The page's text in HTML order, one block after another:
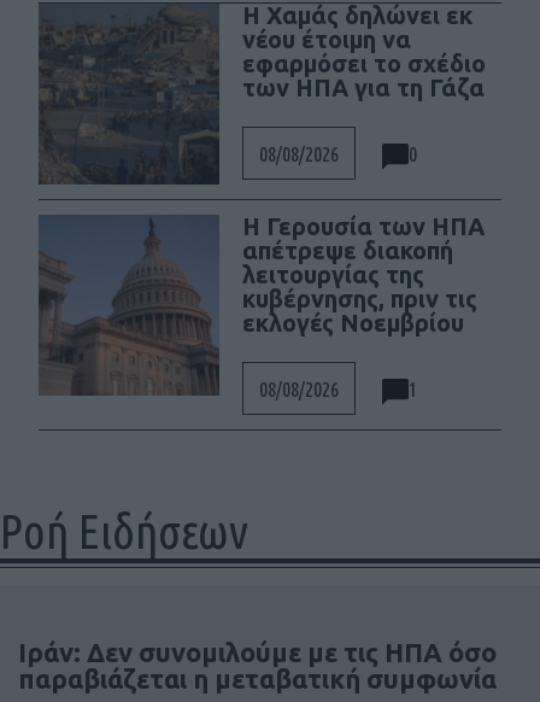
Η Χαμάς δηλώνει εκ
νέου έτοιμη να
εφαρμόσει το σχέδιο
των ΗΠΑ για τη Γάζα
08/08/2026 0
Η Γερουσία των ΗΠΑ
απέτρεψε διακοπή
λειτουργίας της
κυβέρνησης, πριν τις
εκλογές Νοεμβρίου
08/08/2026 1
Ροή Ειδήσεων
Ιράν: Δεν συνομιλούμε με τις ΗΠΑ όσο
παραβιάζεται η μεταβατική συμφωνία